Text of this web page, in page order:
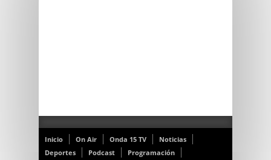
Inicio On Air Onda 15 TV
Noticias
Deportes
Podcast Programación